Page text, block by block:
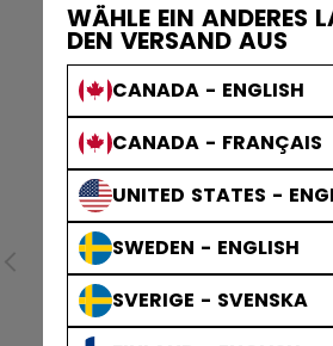
WÄHLE EIN ANDERES
DEN VERSAND AUS
CANADA - ENGLISH
CANADA - FRANÇAIS
UNITED STATES -
SWEDEN - ENGLISH
SVERIGE - SVENSKA